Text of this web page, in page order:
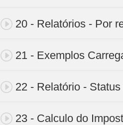
20 - Relatórios - Por
21 - Exemplos
22 - Relatório -
23 - Calculo do